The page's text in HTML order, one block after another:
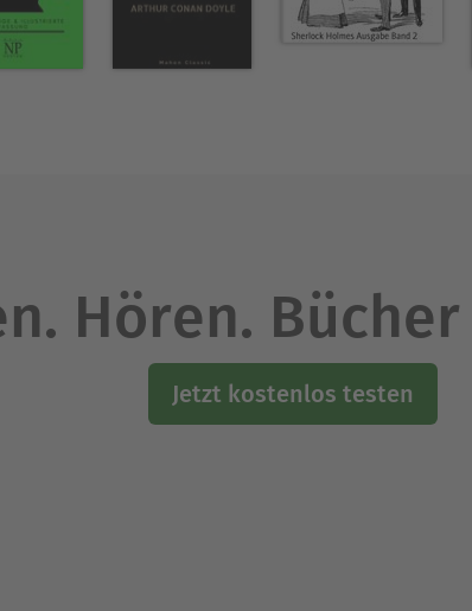
Hören.
Jetzt kostenlos testen